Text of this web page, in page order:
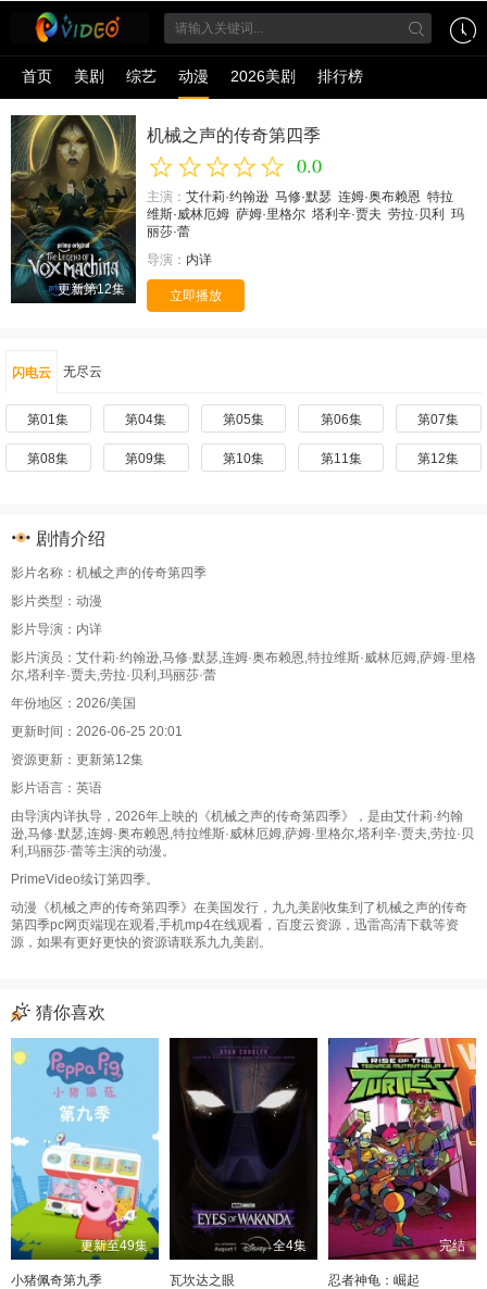
首页 美剧 综艺 动漫 2026美剧 排行榜
更新第12集
机械之声的传奇第四季
0.0
主演： 艾什莉·约翰逊 马修·默瑟 连姆·奥布赖恩 特拉
维斯·威林厄姆 萨姆·里格尔 塔利辛·贾夫 劳拉·贝利
玛
丽莎·蕾
导演： 内详
立即播放
闪电云 无尽云
第01集 第04集 第05集 第06集 第07集
第08集 第09集 第10集 第11集 第12集
剧情介绍
影片名称：机械之声的传奇第四季
影片类型：动漫
影片导演：内详
影片演员：艾什莉·约翰逊,马修·默瑟,连姆·奥布赖恩,特拉维斯·威林厄姆,萨姆·里格
尔,塔利辛·贾夫,劳拉·贝利,玛丽莎·蕾
年份地区：2026/美国
更新时间：2026-06-25 20:01
资源更新：更新第12集
影片语言：英语
由导演内详执导，2026年上映的《机械之声的传奇第四季》，是由艾什莉·约翰
逊,马修·默瑟,连姆·奥布赖恩,特拉维斯·威林厄姆,萨姆·里格尔,塔利辛·贾夫,劳拉·贝
利,玛丽莎·蕾等主演的动漫。
PrimeVideo续订第四季。
动漫《机械之声的传奇第四季》在美国发行，九九美剧收集到了机械之声的传奇
第四季pc网页端现在观看,手机mp4在线观看，百度云资源，迅雷高清下载等资
源，如果有更好更快的资源请联系九九美剧。
猜你喜欢
更新至49集
小猪佩奇第九季
全4集
瓦坎达之眼
完结
忍者神龟：崛起